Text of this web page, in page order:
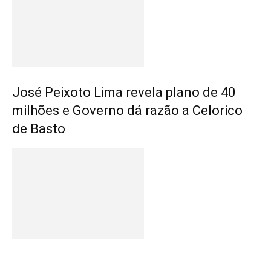
José Peixoto Lima revela plano de 40
milhões e Governo dá razão a Celorico
de Basto